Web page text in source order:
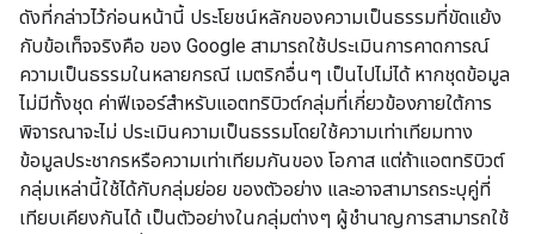
ดังที่กล่าวไว้ก่อนหน้านี้ ประโยชน์หลักของความเป็นธรรมที่ขัดแย้ง
กับข้อเท็จจริงคือ ของ Google สามารถใช้ประเมินการคาดการณ์
ความเป็นธรรมในหลายกรณี เมตริกอื่นๆ เป็นไปไม่ได้ หากชุดข้อมูล
ไม่มีทั้งชุด ค่าฟีเจอร์สำหรับแอตทริบิวต์กลุ่มที่เกี่ยวข้องภายใต้การ
พิจารณาจะไม่ ประเมินความเป็นธรรมโดยใช้ความเท่าเทียมทาง
ข้อมูลประชากรหรือความเท่าเทียมกันของ โอกาส แต่ถ้าแอตทริบิวต์
กลุ่มเหล่านี้ใช้ได้กับกลุ่มย่อย ของตัวอย่าง และอาจสามารถระบุคู่ที่
เทียบเคียงกันได้ เป็นตัวอย่างในกลุ่มต่างๆ ผู้ชำนาญการสามารถใช้